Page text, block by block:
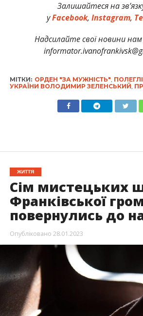
Залишайтеся на
уFacebook, Instagram,
Надсилайте свої новини
МІТКИ: ОРДЕН "ЗА МУЖНІСТЬ",
УКРАЇНИ ВОЛОДИМИР ЗЕЛЕНСЬКИЙ,
ЖИТТЯ
Сім мистецьких
Франківської
повернулись до
Опубліковано 28.01.2023